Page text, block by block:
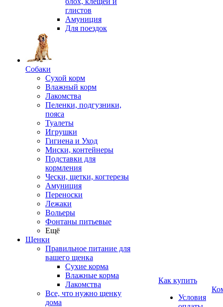
глистов
Амуниция
Для поездок
Собаки
Сухой корм
Влажный корм
Лакомства
Пеленки, подгузники,
пояса
Туалеты
Игрушки
Гигиена и Уход
Миски, контейнеры
Подставки для
кормления
Чески, щетки, когтерезы
Амуниция
Переноски
Лежаки
Вольеры
Фонтаны питьевые
Ещё
Щенки
Правильное питание для
вашего щенка
Сухие корма
Влажные корма
Лакомства
Все, что нужно щенку
дома
Как купить
Условия